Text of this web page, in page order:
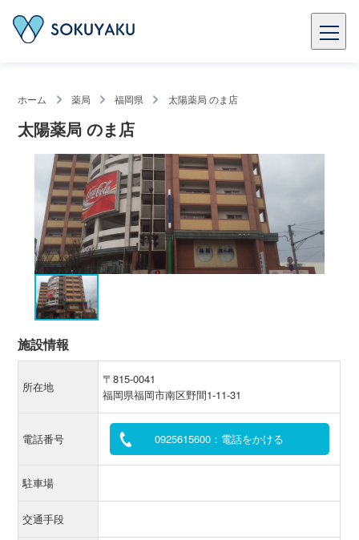
ホーム 薬局 福岡県 太陽薬局 のま店
太陽薬局 のま店
施設情報
所在地
〒815-0041
福岡県福岡市南区野間1-11-31
電話番号 0925615600：電話をかける
駐車場
交通手段